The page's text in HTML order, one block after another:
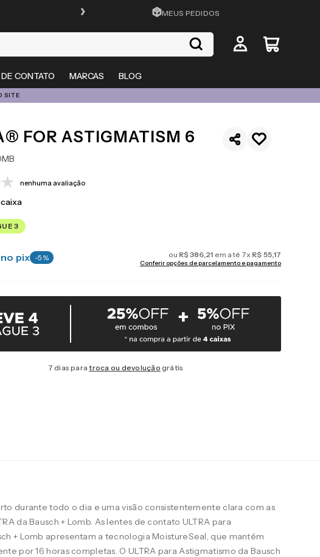
CADASTRA-SE E GANHE 15%OFF
MEUS PEDIDOS
CONTATO MARCAS BLOG
SITE
FOR ASTIGMATISM 6
nenhuma avaliação
3
no pix -5 % ou R$386,21 em até 7x R$ 55,17
Conferir opções de parcelamento e pagamento
7 dias paratroca ou devolução grátis
durante todo o dia e uma visão consistentemente clara com as
da Bausch + Lomb. As lentes de contato ULTRA para
+ Lomb apresentam a tecnologia MoistureSeal, que mantém
por 16 horas completas. O ULTRA para Astigmatismo da Bausch